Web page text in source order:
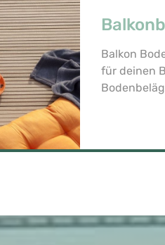
Balkon
für deinen